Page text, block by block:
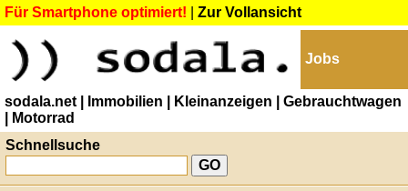
Für Smartphone optimiert! Zur Vollansicht
Jobs
sodala.net | Immobilien | Kleinanzeigen
| Gebrauchtwagen
| Motorrad
Schnellsuche